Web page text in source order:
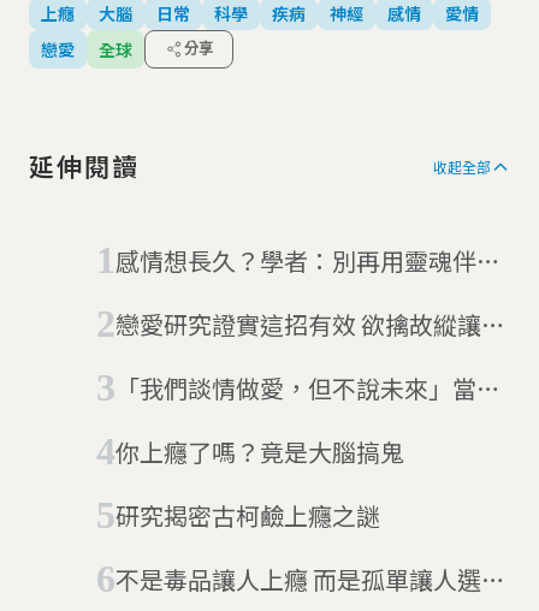
上癮 大腦 日常 科學 疾病 神經 感情
愛情
戀愛
全球 分享
延伸閱讀 收起全部
感情想長久？學者：別再用靈魂伴侶
戀愛研究證實這招有效 欲擒故縱讓你
「我們談情做愛，但不說未來」當代
你上癮了嗎？竟是大腦搞鬼
研究揭密古柯鹼上癮之謎
不是毒品讓人上癮 而是孤單讓人選了